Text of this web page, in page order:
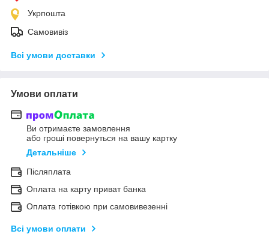
Укрпошта
Самовивіз
Всі умови доставки
Умови оплати
Ви отримаєте замовлення
або гроші повернуться на вашу картку
Детальніше
Післяплата
Оплата на карту приват банка
Оплата готівкою при самовивезенні
Всі умови оплати